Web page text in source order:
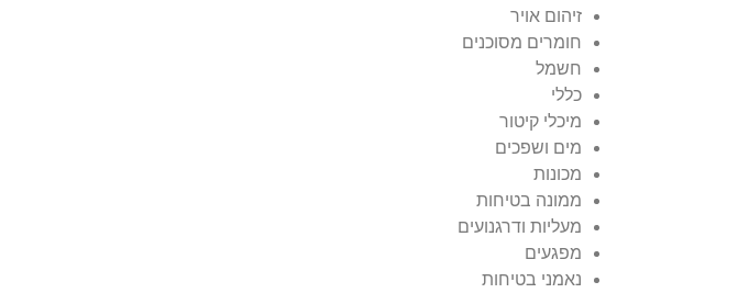
זיהום אויר
חומרים מסוכנים
חשמל
כללי
מיכלי קיטור
מים ושפכים
מכונות
ממונה בטיחות
מעליות ודרגנועים
מפגעים
נאמני בטיחות